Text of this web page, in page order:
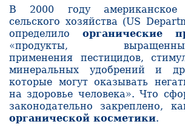
В 2000 году американское
сельского хозяйства (US
определило органические
«продукты,
применения пестицидов,
минеральных удобрений и
которые могут оказывать
на здоровье человека». Что
законодательно закреплено,
органической косметики.